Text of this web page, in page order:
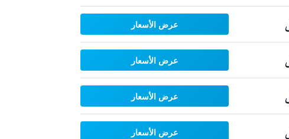
عرض الأسعار
عرض الأسعار
عرض الأسعار
عرض الأسعار